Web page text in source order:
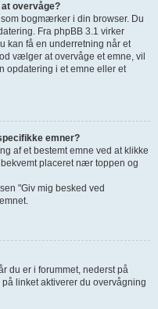
overvåge?
bogmærker i din browser. Du
Fra phpBB 3.1 virker
kan få en underretning når et
vælger at overvåge et emne, vil
opdatering i et emne eller et
emner?
af et bestemt emne ved at klikke
placeret nær toppen og
"Giv mig besked ved
du er i forummet, nederst på
linket aktiverer du overvågning